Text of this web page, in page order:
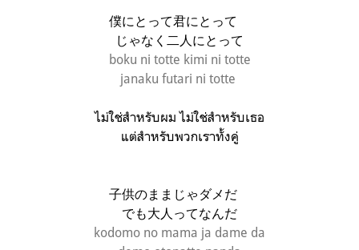
僕にとって君にとって
じゃなく二人にとって
boku ni totte kimi ni totte
janaku futari ni totte
ไม่ใช่สำหรับผม ไม่ใช่สำหรับเธอ
แต่สำหรับพวกเราทั้งคู่
子供のままじゃダメだ
でも大人ってなんだ
kodomo no mama ja dame da